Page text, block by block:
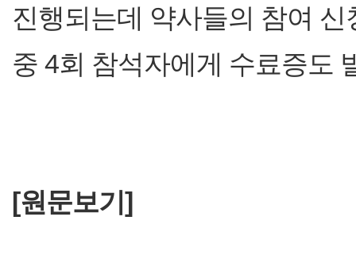
진행되는데 약사들의 참여
중 4회 참석자에게 수료증도
[원문보기]